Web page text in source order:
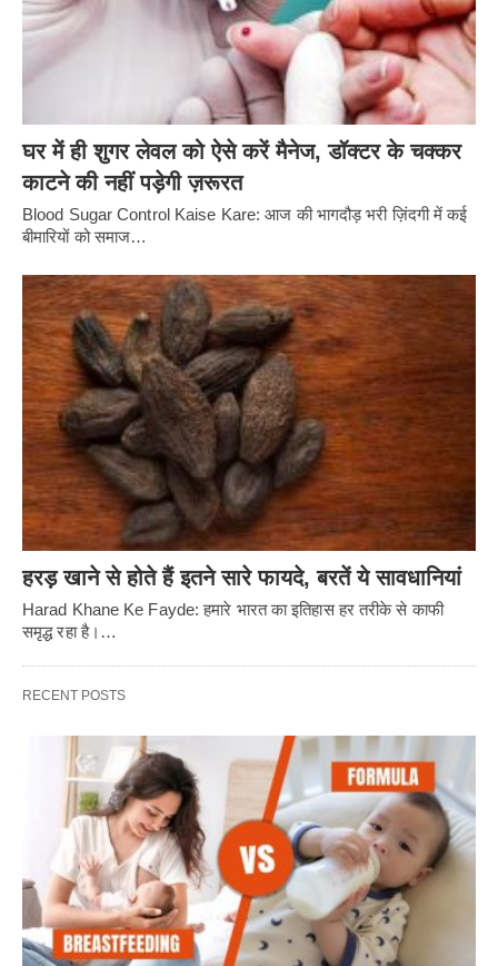
घर में ही शुगर लेवल को ऐसे करें मैनेज, डॉक्टर के चक्कर
काटने की नहीं पड़ेगी ज़रूरत
Blood Sugar Control Kaise Kare: आज की भागदौड़ भरी ज़िंदगी में कई
बीमारियों को समाज…
हरड़ खाने से होते हैं इतने सारे फायदे, बरतें ये सावधानियां
Harad Khane Ke Fayde: हमारे भारत का इतिहास हर तरीके से काफी
समृद्ध रहा है।…
RECENT POSTS